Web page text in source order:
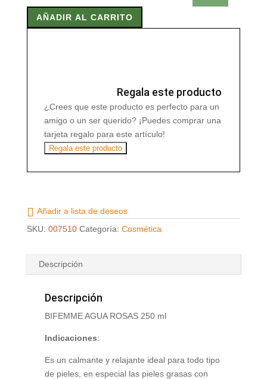
AGUA
ROSAS
AÑADIR AL CARRITO
Regala este producto
¿Crees que este producto es perfecto para un
amigo o un ser querido? ¡Puedes comprar una
tarjeta regalo para este artículo!
Regala este producto
Añadir a lista de deseos
SKU: 007510 Categoría: Cosmética
Descripción
Descripción
BIFEMME AGUA ROSAS 250 ml
Indicaciones:
Es un calmante y relajante ideal para todo tipo
de pieles, en especial las pieles grasas con